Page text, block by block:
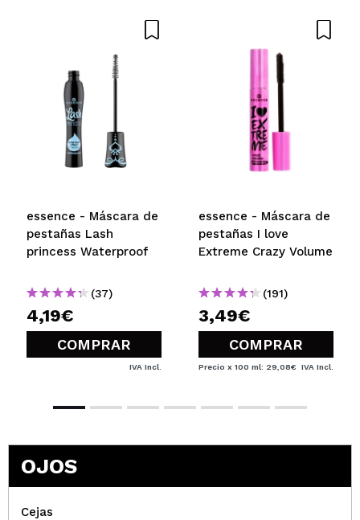
essence - Máscara de
pestañas Lash
princess Waterproof
(37)
4,19€
COMPRAR
IVA Incl.
essence - Máscara de
pestañas I love
Extreme Crazy Volume
(191)
3,49€
COMPRAR
Precio x 100 ml: 29,08€ IVA Incl.
OJOS
Cejas